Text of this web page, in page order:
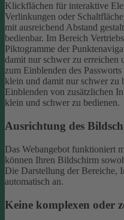
Klickflächen für interaktive
Verlinkungen oder
mit ausreichend Abstand
bedienbar. Im Bereich
Piktogramme der
damit nur schwer zu erreichen
zum Einblenden des
klein und damit nur schwer zu
Einblenden von zusätzlichen
klein und schwer zu bedienen.
Ausrichtung des
Das Webangebot funktioniert
können Ihren Bildschirm
Die Darstellung der Bereiche,
automatisch an.
Keine komplexen oder